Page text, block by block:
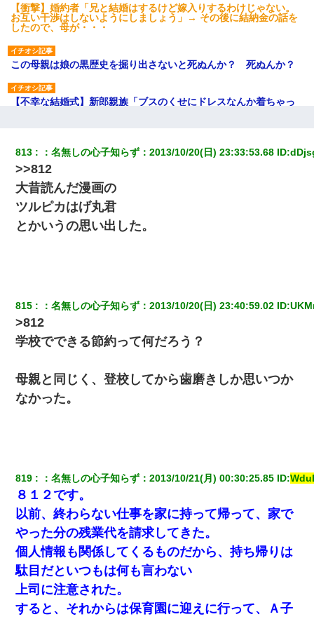
【衝撃】婚約者「兄と結婚はするけど嫁入りするわけじゃない。
お互い干渉はしないようにしましょう」→ その後に結納金の話を
したので、母が・・・
この母親は娘の黒歴史を掘り出さないと死ぬんか？ 死ぬんか？
【不幸な結婚式】新郎親族「ブスのくせにドレスなんか着ちゃっ
【悲報】お風呂で父親と姉が完全に行為してるんだが...
旦那が長男のDNA鑑定をしたら血縁関係0%だった。旦那「やっぱ
りウワキしてたんだな…」長男「俺は誰の子供なの？」長女・次
男「ウワキ女！」
妹が嘘つきな元カレと寄りを戻してしまったという話をしていた
ら、旦那の顔が曇って雰囲気が一転。そそくさと話を切り上げて
いつもより早く寝付いてしまった…｜生活｜ワロタあんてな
じゃ？）→俺電話「今何してんの？」同僚「シーで並んでるこ
と！」俺「会社にいない？」→次の瞬間、すごい鳥肌が立った
小2の頃、妹と昼寝してたら家が火事になってて気づくと逃げ場が
なかった。妹を抱き締めて「ﾀﾋんじゃうよ」って泣いてたら…
さっき嫁から、「愛しています」ってメールが届いた。俺も「愛
してます」って送ったら
嫁の妹（26歳）がずっとウチに泊まりに来た結果→俺がヤバイｗ
ｗｗｗｗｗｗｗ
813 ：名無しの心子知らず ：2013/10/20(日) 23:33:53.68 ID:
>>812
大昔読んだ漫画の
ツルピカはげ丸君
とかいうの思い出した。
815 ：名無しの心子知らず ：2013/10/20(日) 23:40:59.02 ID:
>812
学校でできる節約って何だろう？
母親と同じく、登校してから歯磨きしか思いつか
なかった。
819 ：名無しの心子知らず ：2013/10/21(月) 00:30:25.85 ID:
８１２です。
以前、終わらない仕事を家に持って帰って、家で
やった分の残業代を請求してきた。
個人情報も関係してくるものだから、持ち帰りは
駄目だといつもは何も言わない
上司に注意された。
すると、それからは保育園に迎えに行って、Ａ子